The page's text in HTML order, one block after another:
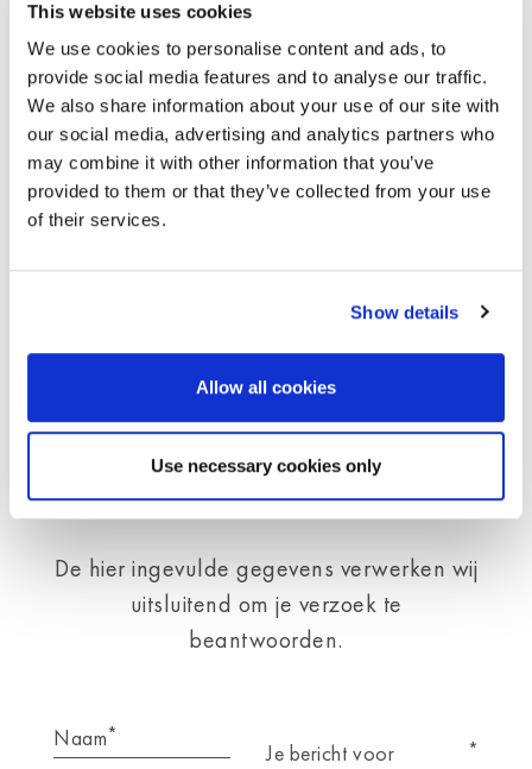
This website uses cookies
We use cookies to personalise content and ads, to
provide social media features and to analyse our traffic.
We also share information about your use of our site with
our social media, advertising and analytics partners who
may combine it with other information that you’ve
provided to them or that they’ve collected from your use
of their services.
Show details
Allow all cookies
Use necessary cookies only
Disclaimer
Deze informatie is juridisch niet bindend en vervangt
geen persoonlijk advies. Let op
onzegebruiksvoorwaarden .
Persoonlijk advies
Telefon+31 [0] 180 53 00 53
info@nl.moldex-europe.com
De hier ingevulde gegevens verwerken wij
uitsluitend om je verzoek te
beantwoorden.
Naam*
Je bericht voor
*